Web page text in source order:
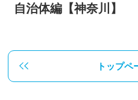
自治体編【神奈川】
トップペ